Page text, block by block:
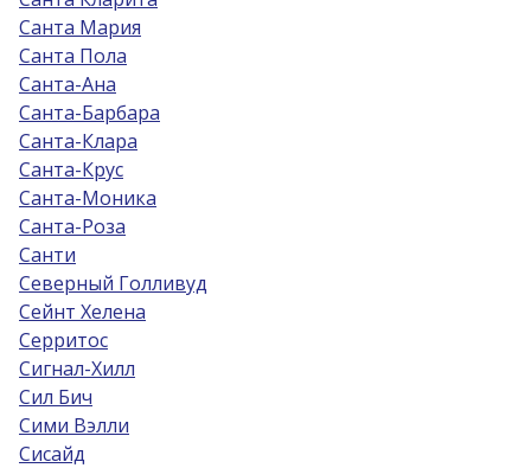
Санта Мария
Санта Пола
Санта-Ана
Санта-Барбара
Санта-Клара
Санта-Крус
Санта-Моника
Санта-Роза
Санти
Северный Голливуд
Сейнт Хелена
Серритос
Сигнал-Хилл
Сил Бич
Сими Вэлли
Сисайд